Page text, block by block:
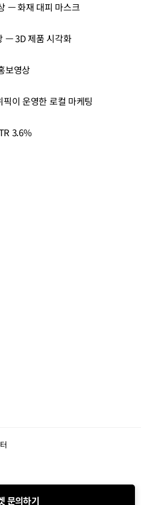
— 화재 대피 마스크
— 3D 제품 시각화
보영상
이 운영한 로컬 마케팅
3.6%
문의하기